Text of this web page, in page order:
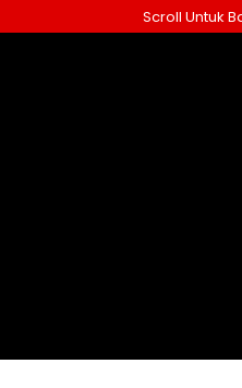
ke
Scroll Untuk